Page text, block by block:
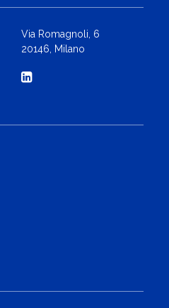
Via Romagnoli, 6
20146, Milano